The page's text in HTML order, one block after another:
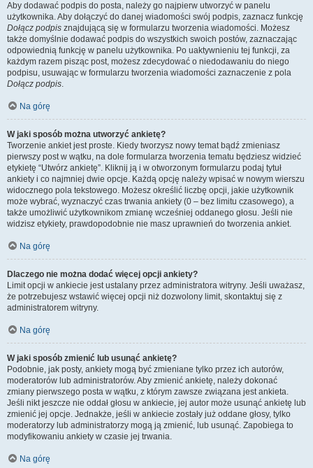
Aby dodawać podpis do posta, należy go najpierw utworzyć w panelu
użytkownika. Aby dołączyć do danej wiadomości swój podpis, zaznacz funkcję
Dołącz podpis znajdującą się w formularzu tworzenia wiadomości. Możesz
także domyślnie dodawać podpis do wszystkich swoich postów, zaznaczając
odpowiednią funkcję w panelu użytkownika. Po uaktywnieniu tej funkcji, za
każdym razem pisząc post, możesz zdecydować o niedodawaniu do niego
podpisu, usuwając w formularzu tworzenia wiadomości zaznaczenie z pola
Dołącz podpis.
Na górę
W jaki sposób można utworzyć ankietę?
Tworzenie ankiet jest proste. Kiedy tworzysz nowy temat bądź zmieniasz
pierwszy post w wątku, na dole formularza tworzenia tematu będziesz widzieć
etykietę “Utwórz ankietę”. Kliknij ją i w otworzonym formularzu podaj tytuł
ankiety i co najmniej dwie opcje. Każdą opcję należy wpisać w nowym wierszu
widocznego pola tekstowego. Możesz określić liczbę opcji, jakie użytkownik
może wybrać, wyznaczyć czas trwania ankiety (0 – bez limitu czasowego), a
także umożliwić użytkownikom zmianę wcześniej oddanego głosu. Jeśli nie
widzisz etykiety, prawdopodobnie nie masz uprawnień do tworzenia ankiet.
Na górę
Dlaczego nie można dodać więcej opcji ankiety?
Limit opcji w ankiecie jest ustalany przez administratora witryny. Jeśli uważasz,
że potrzebujesz wstawić więcej opcji niż dozwolony limit, skontaktuj się z
administratorem witryny.
Na górę
W jaki sposób zmienić lub usunąć ankietę?
Podobnie, jak posty, ankiety mogą być zmieniane tylko przez ich autorów,
moderatorów lub administratorów. Aby zmienić ankietę, należy dokonać
zmiany pierwszego posta w wątku, z którym zawsze związana jest ankieta.
Jeśli nikt jeszcze nie oddał głosu w ankiecie, jej autor może usunąć ankietę lub
zmienić jej opcje. Jednakże, jeśli w ankiecie zostały już oddane głosy, tylko
moderatorzy lub administratorzy mogą ją zmienić, lub usunąć. Zapobiega to
modyfikowaniu ankiety w czasie jej trwania.
Na górę